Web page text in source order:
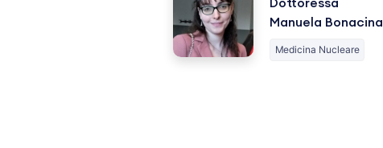
Dottoressa
Manuela Bonacina
Medicina Nucleare